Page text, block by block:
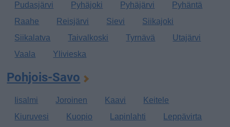
Pudasjärvi
Pyhäjoki Pyhäjärvi
Pyhäntä
Raahe
Reisjärvi Sievi
Siikajoki
Siikalatva
Taivalkoski Tyrnävä
Utajärvi
Vaala
Ylivieska
Pohjois-Savo
Iisalmi Joroinen Kaavi
Keitele
Kiuruvesi
Kuopio Lapinlahti
Leppävirta